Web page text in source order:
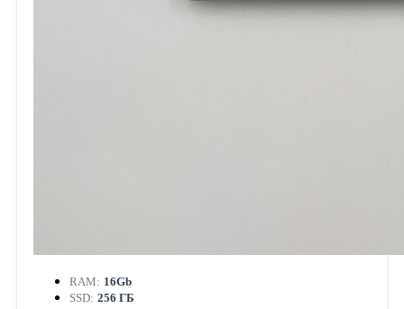
RAM: 16Gb
SSD: 256 ГБ